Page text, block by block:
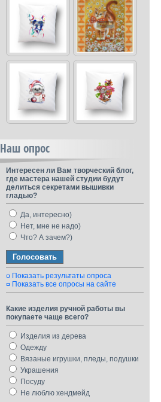
Наш опрос
Интересен ли Вам творческий блог,
где мастера нашей студии будут
делиться секретами вышивки
гладью?
Да, интересно)
Нет, мне не надо)
Что? А зачем?)
Показать результаты опроса
Показать все опросы на сайте
Какие изделия ручной работы вы
покупаете чаще всего?
Изделия из дерева
Одежду
Вязаные игрушки, пледы, подушки
Украшения
Посуду
Не люблю хендмейд